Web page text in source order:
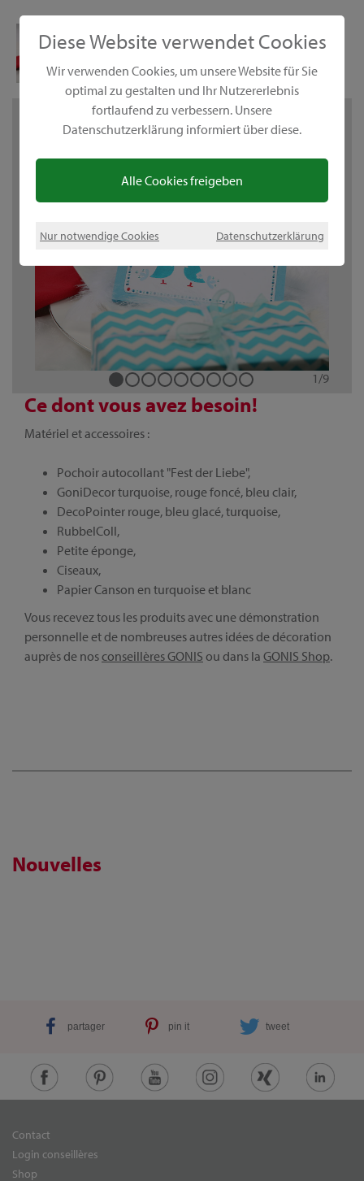
Diese Website verwendet Cookies
Wir verwenden Cookies, um unsere Website für Sie
optimal zu gestalten und Ihr Nutzererlebnis
fortlaufend zu verbessern. Unsere
Datenschutzerklärung informiert über diese.
Alle Cookies freigeben
Nur notwendige Cookies Datenschutzerklärung
1/9
Ce dont vous avez besoin!
Matériel et accessoires :
Pochoir autocollant "Fest der Liebe",
GoniDecor turquoise, rouge foncé, bleu clair,
DecoPointer rouge, bleu glacé, turquoise,
RubbelColl,
Petite éponge,
Ciseaux,
Papier Canson en turquoise et blanc
Vous recevez tous les produits avec une démonstration
personnelle et de nombreuses autres idées de décoration
auprès de nosconseillères GONIS ou dans la GONIS Shop.
1/9
1/9
1/9
1/9
1/9
1/9
1/9
1/9
CONSEILS :
Nouvelles
partager pin it tweet
Contact
Login conseillères
Shop